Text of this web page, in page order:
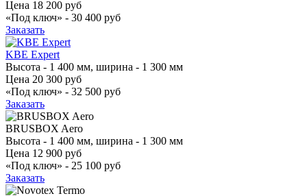
Цена 18 200 руб
«Под ключ» - 30 400 руб
Заказать
KBE Expert
Высота - 1 400 мм, ширина - 1 300 мм
Цена 20 300 руб
«Под ключ» - 32 500 руб
Заказать
BRUSBOX Aero
Высота - 1 400 мм, ширина - 1 300 мм
Цена 12 900 руб
«Под ключ» - 25 100 руб
Заказать